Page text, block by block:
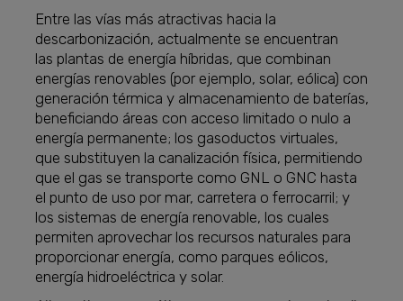
Entre las vías más atractivas hacia la
descarbonización, actualmente se encuentran
las plantas de energía híbridas, que combinan
energías renovables (por ejemplo, solar, eólica) con
generación térmica y almacenamiento de baterías,
beneficiando áreas con acceso limitado o nulo a
energía permanente; los gasoductos virtuales,
que substituyen la canalización física, permitiendo
que el gas se transporte como GNL o GNC hasta
el punto de uso por mar, carretera o ferrocarril; y
los sistemas de energía renovable, los cuales
permiten aprovechar los recursos naturales para
proporcionar energía, como parques eólicos,
energía hidroeléctrica y solar.